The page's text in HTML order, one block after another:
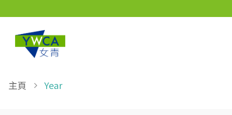
主頁 Year